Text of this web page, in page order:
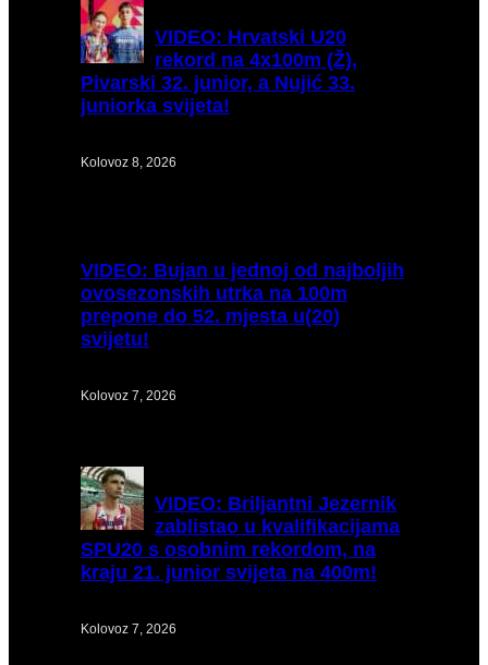
VIDEO: Hrvatski U20
rekord na 4x100m (Ž),
Pivarski 32. junior, a Nujić 33.
juniorka svijeta!
Kolovoz 8, 2026
VIDEO: Bujan u jednoj od najboljih
ovosezonskih utrka na 100m
prepone do 52. mjesta u(20)
svijetu!
Kolovoz 7, 2026
VIDEO: Briljantni Jezernik
zablistao u kvalifikacijama
SPU20 s osobnim rekordom, na
kraju 21. junior svijeta na 400m!
Kolovoz 7, 2026